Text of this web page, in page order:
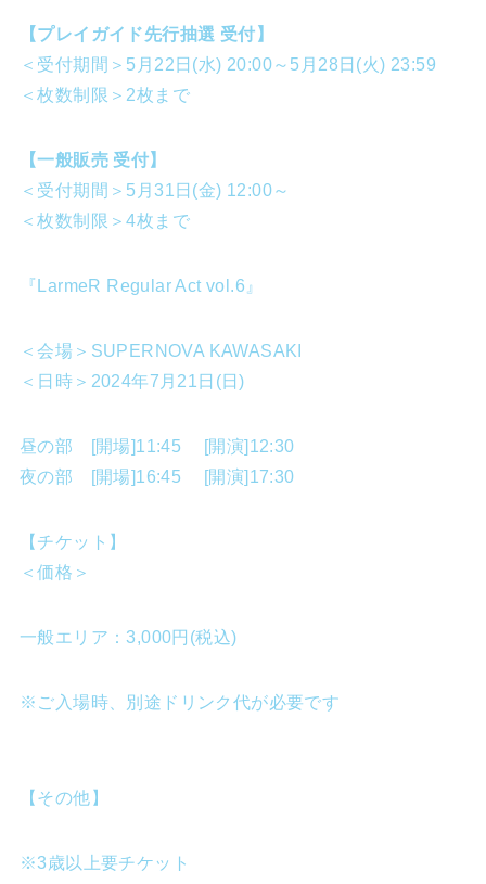
【プレイガイド先行抽選 受付】
＜受付期間＞5月22日(水) 20:00～5月28日(火) 23:59
＜枚数制限＞2枚まで
【一般販売 受付】
＜受付期間＞5月31日(金) 12:00～
＜枚数制限＞4枚まで
『LarmeR Regular Act vol.6』
＜会場＞SUPERNOVA KAWASAKI
＜日時＞2024年7月21日(日)
昼の部 [開場]11:45 [開演]12:30
夜の部 [開場]16:45 [開演]17:30
【チケット】
＜価格＞
一般エリア：3,000円(税込)
※ご入場時、別途ドリンク代が必要です
【その他】
※3歳以上要チケット